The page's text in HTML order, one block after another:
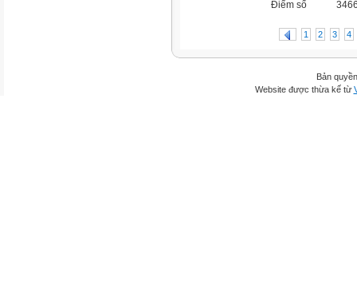
Điểm số
1 2 3 4
Bản
Website được thừa kế từ